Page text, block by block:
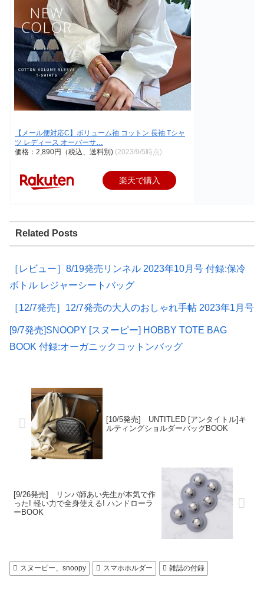
【メール便対応C】ボリューム袖 コットン 長袖 Tシャ
ツ レディース オーバーサ…
価格：2,890円（税込、送料別) (2023/9/5時点)
楽天で購入
Related Posts
［レビュー］8/19発売リンネル 2023年10月号 付録:保冷
ボトル レジャーシートバッグ
［12/7発売］12/7発売の大人のおしゃれ手帖 2023年1月号
[9/7発売]SNOOPY [スヌーピー] HOBBY TOTE BAG
BOOK 付録:オーガニックコットンバッグ
[10/5発売] UNTITLED [アンタイトル]キ
ルティングショルダーバッグBOOK
[9/26発売] リンパ師あい先生が本気で作
った! 軽い力で全身使える! ハンドローラ
ーBOOK
スヌーピー、snoopy スマホホルダー 雑誌の付録